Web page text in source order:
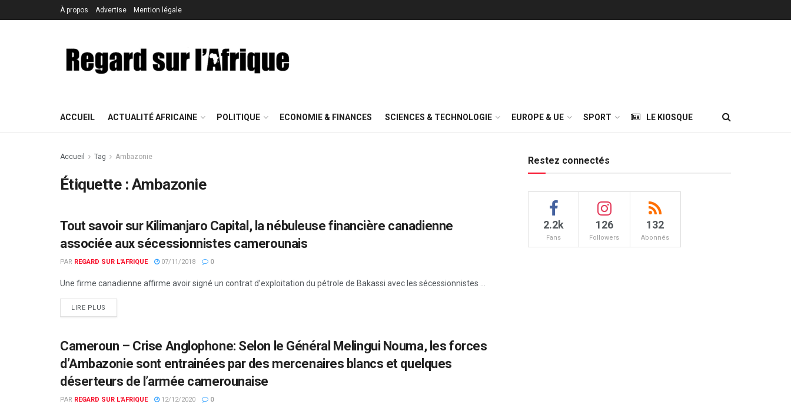
À propos Advertise Mention légale
ACCUEIL ACTUALITÉ AFRICAINE POLITIQUE ECONOMIE & FINANCES SCIENCES & TECHNOLOGIE EUROPE & UE SPORT LE KIOSQUE
Accueil Tag Ambazonie
Étiquette : Ambazonie
ACTUALITÉS PAR PAYS
Tout savoir sur Kilimanjaro Capital, la nébuleuse financière canadienne
associée aux sécessionnistes camerounais
PAR REGARD SUR L'AFRIQUE 07/11/2018 0
Une firme canadienne affirme avoir signé un contrat d’exploitation du pétrole de Bakassi avec les sécessionnistes ...
LIRE PLUS
ACTUALITÉS PAR PAYS
Cameroun – Crise Anglophone: Selon le Général Melingui Nouma, les forces
d’Ambazonie sont entrainées par des mercenaires blancs et quelques
déserteurs de l’armée camerounaise
PAR REGARD SUR L'AFRIQUE 12/12/2020 0
Restez connectés
2.2k
Fans
126
Followers
132
Abonnés